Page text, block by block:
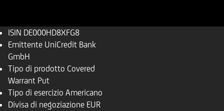
ISIN DE000HD8XFG8
Emittente UniCredit Bank
GmbH
Tipo di prodotto Covered
Warrant Put
Tipo di esercizio Americano
Divisa di negoziazione EUR